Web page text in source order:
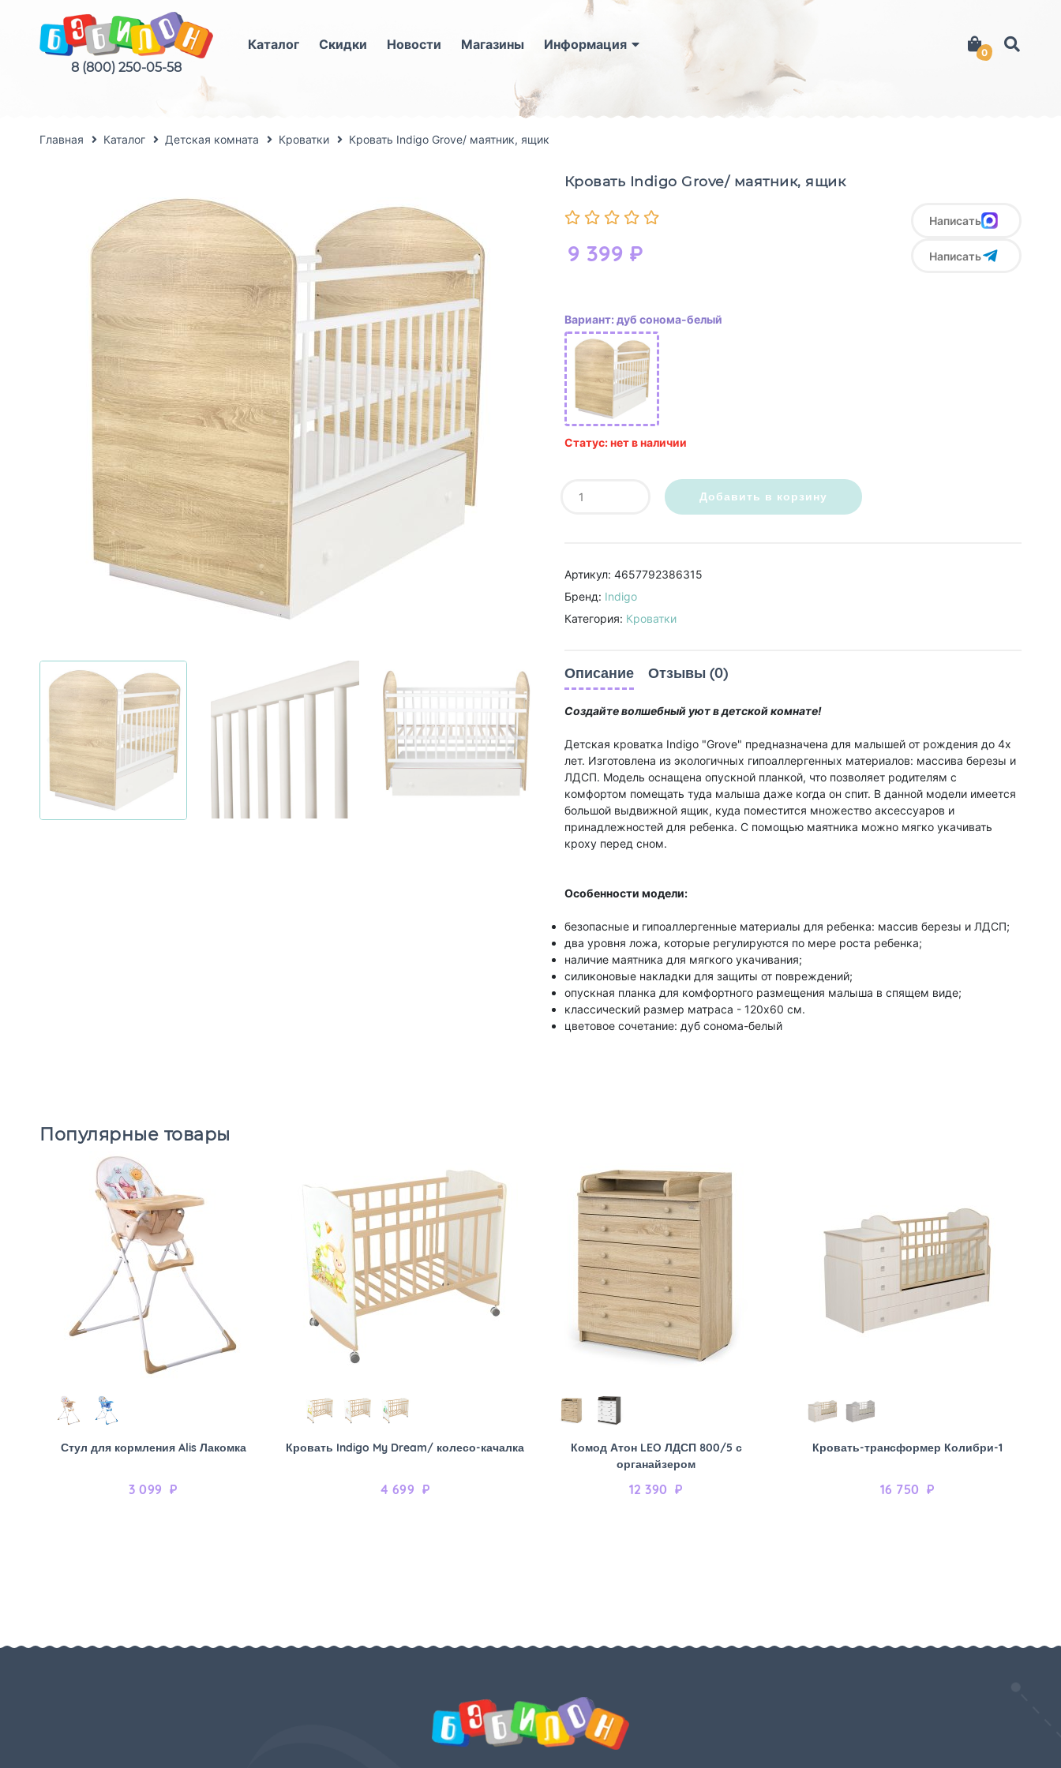
8 (800) 250-05-58
Каталог Скидки Новости Магазины Информация
0
Главная Каталог Детская комната Кроватки Кровать Indigo Grove/ маятник, ящик
Кровать Indigo Grove/ маятник, ящик
9 399 ₽
Написать
Написать
Вариант: дуб сонома-белый
Статус: нет в наличии
Добавить в корзину
Артикул: 4657792386315
Бренд: Indigo
Категория: Кроватки
Описание Отзывы (0)
Создайте волшебный уют в детской комнате!
Детская кроватка Indigo "Grove" предназначена для малышей от рождения до 4х
лет. Изготовлена из экологичных гипоаллергенных материалов: массива березы и
ЛДСП. Модель оснащена опускной планкой, что позволяет родителям с
комфортом помещать туда малыша даже когда он спит. В данной модели имеется
большой выдвижной ящик, куда поместится множество аксессуаров и
принадлежностей для ребенка. С помощью маятника можно мягко укачивать
кроху перед сном.
Особенности модели:
безопасные и гипоаллергенные материалы для ребенка: массив березы и ЛДСП;
два уровня ложа, которые регулируются по мере роста ребенка;
наличие маятника для мягкого укачивания;
силиконовые накладки для защиты от повреждений;
опускная планка для комфортного размещения малыша в спящем виде;
классический размер матраса - 120х60 см.
цветовое сочетание: дуб сонома-белый
Популярные товары
Стул для кормления Alis Лакомка
3 099 ₽
Кровать Indigo My Dream/ колесо-качалка
4 699 ₽
Комод Атон LEO ЛДСП 800/5 с
органайзером
12 390 ₽
Кровать-трансформер Колибри-1
16 750 ₽